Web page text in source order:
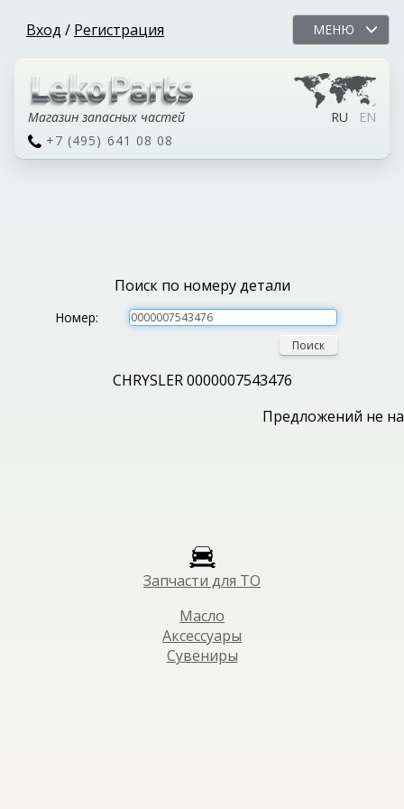
Вход / Регистрация МЕНЮ
Магазин запасных частей RU
EN
+7 (495) 641 08 08
Поиск по номеру детали
Номер:
Поиск
CHRYSLER 0000007543476
Предложений не
Запчасти для ТО
Масло
Аксессуары
Сувениры